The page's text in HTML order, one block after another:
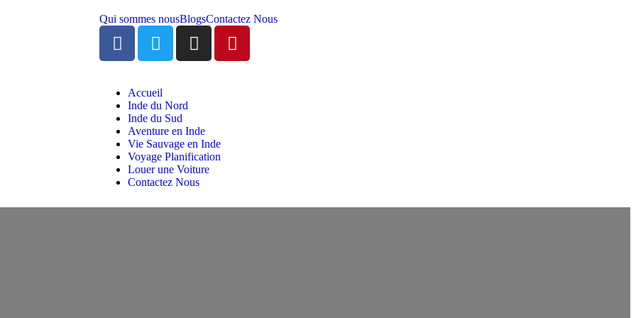
Qui sommes nousBlogsContactez Nous
Accueil
Inde du Nord
Inde du Sud
Aventure en Inde
Vie Sauvage en Inde
Voyage Planification
Louer une Voiture
Contactez Nous